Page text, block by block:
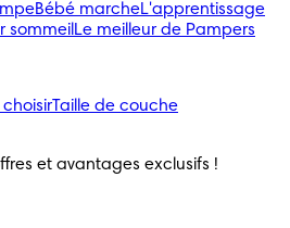
Bébé marcheL'apprentissage
sommeil Le meilleur de Pampers
Taille de couche
et avantages exclusifs !